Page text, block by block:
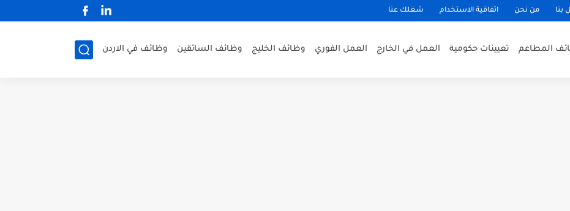
بنا من نحن اتفاقية الاستخدام شغلك عنا
المطاعم تعيينات حكومية العمل في الخارج العمل الفوري وظائف الخليج وظائف السائقين وظائف في الاردن